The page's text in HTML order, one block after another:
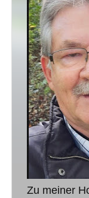
Zu meiner